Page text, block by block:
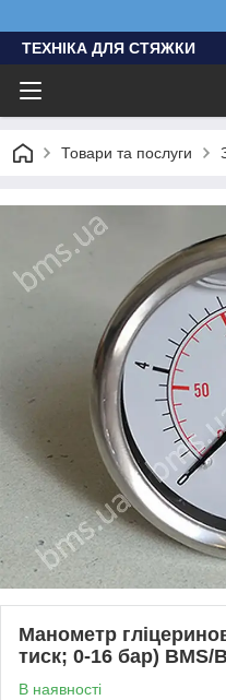
ТЕХНІКА ДЛЯ СТЯЖКИ
Товари та послуги
Манометр
тиск; 0-16 бар) BMS/
В наявності